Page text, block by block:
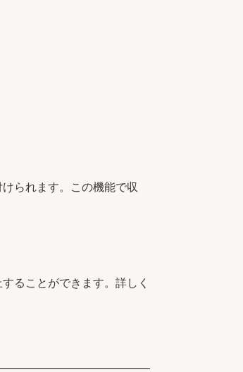
られます。この機能で収
ることができます。詳しく